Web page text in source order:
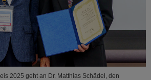
2025 geht an Dr. Matthias Schädel, den